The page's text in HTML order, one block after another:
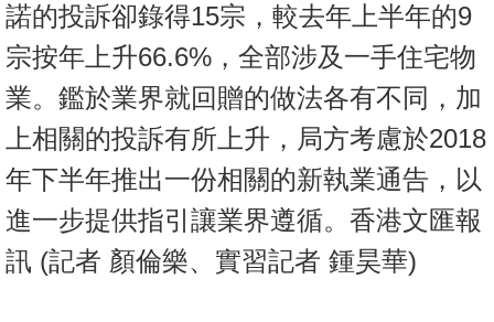
地
產
新
聞
數
據
公
佈
諾的投訴卻錄得15宗，較去年上半年的9
宗按年上升66.6%，全部涉及一手住宅物
業。鑑於業界就回贈的做法各有不同，加
上相關的投訴有所上升，局方考慮於2018
年下半年推出一份相關的新執業通告，以
進一步提供指引讓業界遵循。香港文匯報
訊 (記者 顏倫樂、實習記者 鍾昊華)